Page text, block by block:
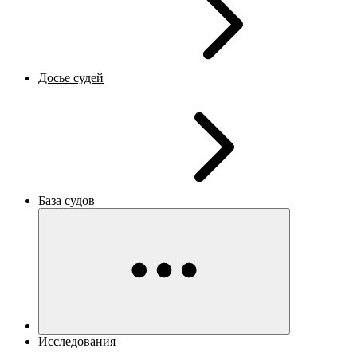
Досье судей
База судов
Исследования